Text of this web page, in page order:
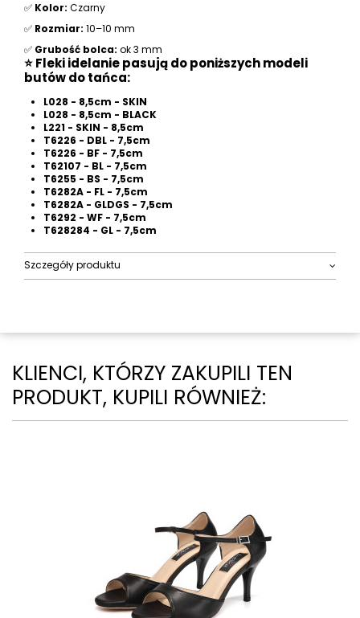
✅ Kolor: Czarny
✅ Rozmiar: 10–10 mm
✅ Grubość bolca: ok 3 mm
⭐ Fleki idelanie pasują do poniższych modeli
butów do tańca:
L028 - 8,5cm - SKIN
L028 - 8,5cm - BLACK
L221 - SKIN - 8,5cm
T6226 - DBL - 7,5cm
T6226 - BF - 7,5cm
T62107 - BL - 7,5cm
T6255 - BS - 7,5cm
T6282A - FL - 7,5cm
T6282A - GLDGS - 7,5cm
T6292 - WF - 7,5cm
T628284 - GL - 7,5cm
Szczegóły produktu
KLIENCI, KTÓRZY ZAKUPILI TEN
PRODUKT, KUPILI RÓWNIEŻ: